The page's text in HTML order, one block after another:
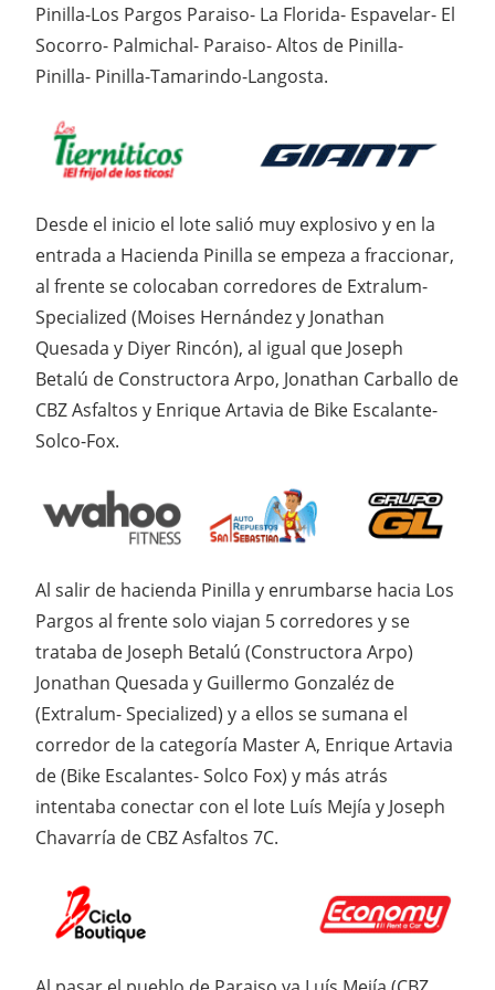
Pinilla-Los Pargos Paraiso- La Florida- Espavelar- El
Socorro- Palmichal- Paraiso- Altos de Pinilla-
Pinilla- Pinilla-Tamarindo-Langosta.
Desde el inicio el lote salió muy explosivo y en la
entrada a Hacienda Pinilla se empeza a fraccionar,
al frente se colocaban corredores de Extralum-
Specialized (Moises Hernández y Jonathan
Quesada y Diyer Rincón), al igual que Joseph
Betalú de Constructora Arpo, Jonathan Carballo de
CBZ Asfaltos y Enrique Artavia de Bike Escalante-
Solco-Fox.
Al salir de hacienda Pinilla y enrumbarse hacia Los
Pargos al frente solo viajan 5 corredores y se
trataba de Joseph Betalú (Constructora Arpo)
Jonathan Quesada y Guillermo Gonzaléz de
(Extralum- Specialized) y a ellos se sumana el
corredor de la categoría Master A, Enrique Artavia
de (Bike Escalantes- Solco Fox) y más atrás
intentaba conectar con el lote Luís Mejía y Joseph
Chavarría de CBZ Asfaltos 7C.